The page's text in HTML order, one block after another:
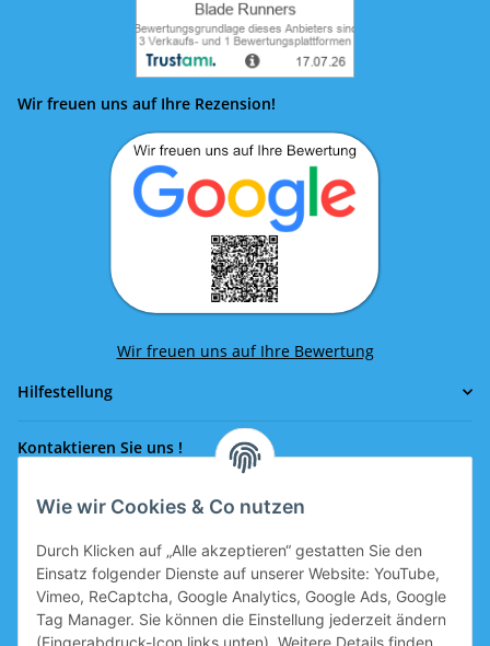
Wie wir Cookies & Co nutzen
Durch Klicken auf „Alle akzeptieren“ gestatten Sie den
Einsatz folgender Dienste auf unserer Website: YouTube,
Vimeo, ReCaptcha, Google Analytics, Google Ads, Google
Tag Manager. Sie können die Einstellung jederzeit ändern
Wir freuen uns auf Ihre Rezension!
Wir freuen uns auf Ihre Bewertung
Hilfestellung
Kontaktieren Sie uns !
Rufen Sie uns an!
office@eissport.at
Mitglied der WKO